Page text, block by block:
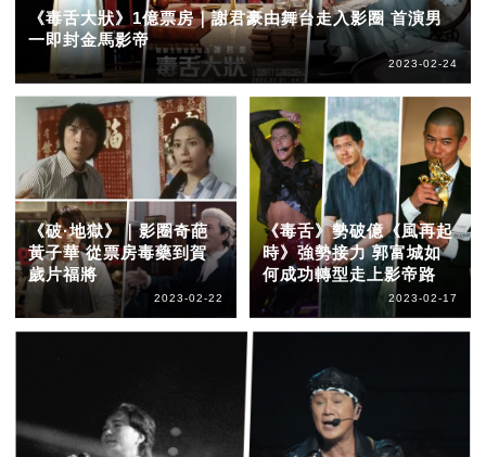
《毒舌大狀》1億票房｜謝君豪由舞台走入影圈 首演男
一即封金馬影帝
2023-02-24
《破·地獄》｜影圈奇葩
黃子華 從票房毒藥到賀
歲片福將
2023-02-22
《毒舌》勢破億《風再起
時》強勢接力 郭富城如
何成功轉型走上影帝路
2023-02-17